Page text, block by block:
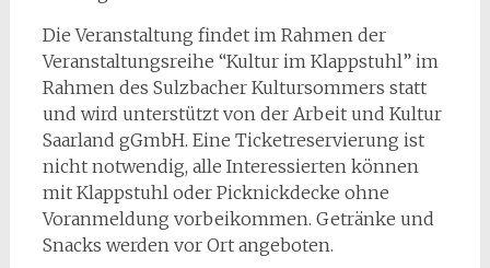
Die Veranstaltung findet im Rahmen der
Veranstaltungsreihe “Kultur im Klappstuhl” im
Rahmen des Sulzbacher Kultursommers statt
und wird unterstützt von der Arbeit und Kultur
Saarland gGmbH. Eine Ticketreservierung ist
nicht notwendig, alle Interessierten können
mit Klappstuhl oder Picknickdecke ohne
Voranmeldung vorbeikommen. Getränke und
Snacks werden vor Ort angeboten.